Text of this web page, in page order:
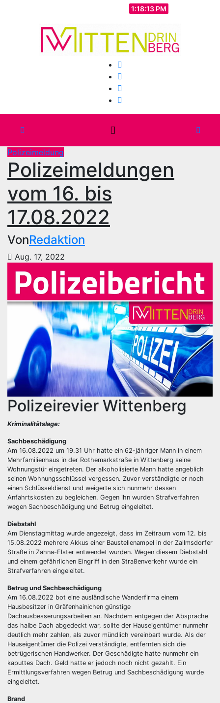
1:18:15 PM
Polizeimeldung
Polizeimeldungen
vom 16. bis
17.08.2022
VonRedaktion
Aug. 17, 2022
Polizeirevier Wittenberg
Kriminalitätslage:
Sachbeschädigung
Am 16.08.2022 um 19.31 Uhr hatte ein 62-jähriger Mann in einem
Mehrfamilienhaus in der Rothemarkstraße in Wittenberg seine
Wohnungstür eingetreten. Der alkoholisierte Mann hatte angeblich
seinen Wohnungsschlüssel vergessen. Zuvor verständigte er noch
einen Schlüsseldienst und weigerte sich nunmehr dessen
Anfahrtskosten zu begleichen. Gegen ihn wurden Strafverfahren
wegen Sachbeschädigung und Betrug eingeleitet.
Diebstahl
Am Dienstagmittag wurde angezeigt, dass im Zeitraum vom 12. bis
15.08.2022 mehrere Akkus einer Baustellenampel in der Zallmsdorfer
Straße in Zahna-Elster entwendet wurden. Wegen diesem Diebstahl
und einem gefährlichen Eingriff in den Straßenverkehr wurde ein
Strafverfahren eingeleitet.
Betrug und Sachbeschädigung
Am 16.08.2022 bot eine ausländische Wanderfirma einem
Hausbesitzer in Gräfenhainichen günstige
Dachausbesserungsarbeiten an. Nachdem entgegen der Absprache
das halbe Dach abgedeckt war, sollte der Hauseigentümer nunmehr
deutlich mehr zahlen, als zuvor mündlich vereinbart wurde. Als der
Hauseigentümer die Polizei verständigte, entfernten sich die
betrügerischen Handwerker. Der Geschädigte hatte nunmehr ein
kaputtes Dach. Geld hatte er jedoch noch nicht gezahlt. Ein
Ermittlungsverfahren wegen Betrug und Sachbeschädigung wurde
eingeleitet.
Brand